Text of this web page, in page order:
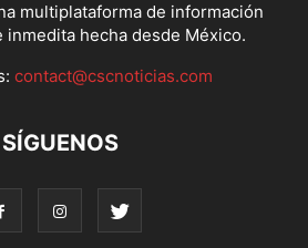
multiplataforma de información
inmedita hecha desde México.
contact@cscnoticias.com
SÍGUENOS